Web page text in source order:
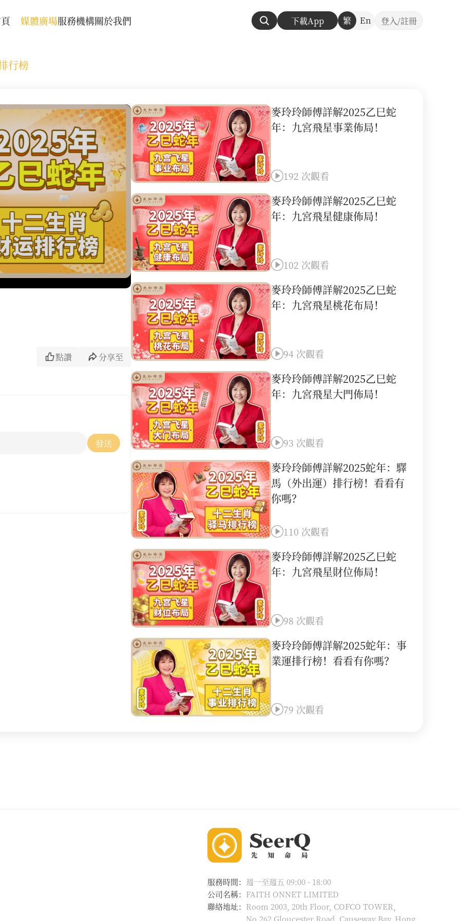
媒體廣場服務機構關於我們 下載App 繁 En 登入/註冊
行榜
點讚 分享至
發送
麥玲玲師傅詳解2025乙巳蛇
年：九宮飛星事業佈局！
192 次觀看
麥玲玲師傅詳解2025乙巳蛇
年：九宮飛星健康佈局！
102 次觀看
麥玲玲師傅詳解2025乙巳蛇
年：九宮飛星桃花布局！
94 次觀看
麥玲玲師傅詳解2025乙巳蛇
年：九宮飛星大門佈局！
93 次觀看
麥玲玲師傅詳解2025蛇年：驛
馬（外出運）排行榜！看看有
你嗎？
110 次觀看
麥玲玲師傅詳解2025乙巳蛇
年：九宮飛星財位佈局！
98 次觀看
麥玲玲師傅詳解2025蛇年：事
業運排行榜！看看有你嗎？
79 次觀看
服務時間： 週一至週五 09:00 - 18:00
公司名稱： FAITH ONNET LIMITED
聯絡地址： Room 2003, 20th Floor, COFCO TOWER,
No.262 Gloucester Road, Causeway Bay, Hong